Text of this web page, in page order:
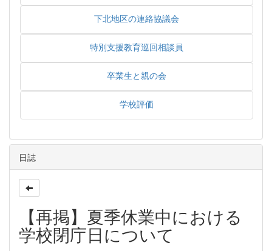
下北地区の連絡協議会
特別支援教育巡回相談員
卒業生と親の会
学校評価
日誌
【再掲】夏季休業中における
学校閉庁日について